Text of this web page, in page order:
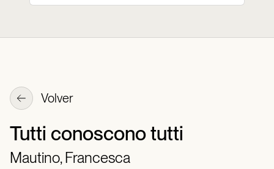
Volver
Tutti conoscono tutti
Mautino, Francesca